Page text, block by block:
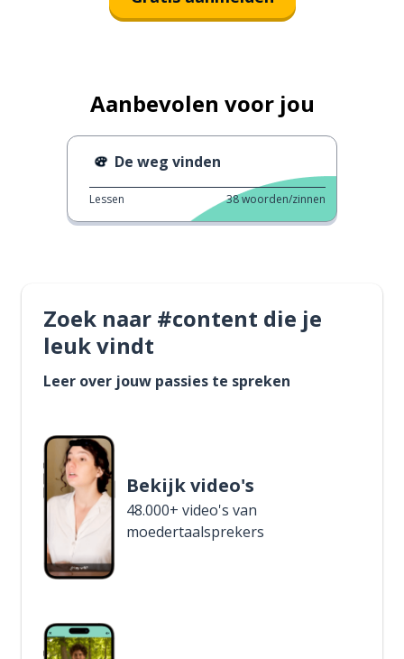
Aanbevolen voor jou
De weg vinden
Lessen 38woorden/zinnen
Zoek naar #content die je
leuk vindt
Leer over jouw passies te spreken
Bekijk video's
48.000+ video's van
moedertaalsprekers